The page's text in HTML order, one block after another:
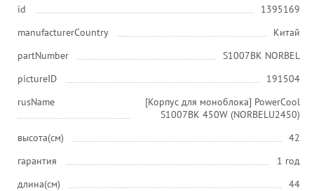
id
1395169
manufacturerCountry
Китай
partNumber
S1007BK NORBEL
pictureID
191504
rusName
[Корпус для моноблока] PowerCool
S1007BK 450W (NORBELU2450)
высота(см)
42
гарантия
1 год
длина(см)
44